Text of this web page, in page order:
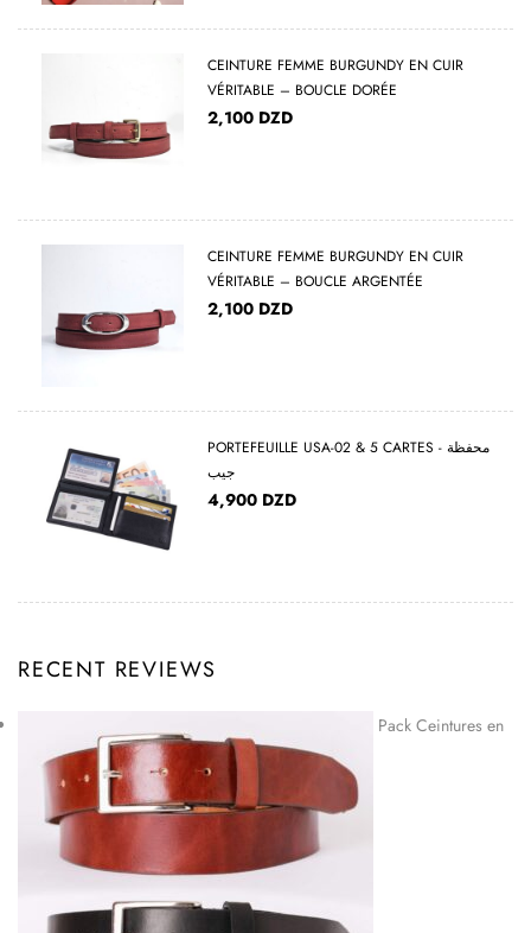
CEINTURE FEMME BURGUNDY EN CUIR
VÉRITABLE – BOUCLE DORÉE
2,100 DZD
CEINTURE FEMME BURGUNDY EN CUIR
VÉRITABLE – BOUCLE ARGENTÉE
2,100 DZD
PORTEFEUILLE USA-02 & 5 CARTES - محفظة
جيب
4,900 DZD
RECENT REVIEWS
Pack Ceintures en